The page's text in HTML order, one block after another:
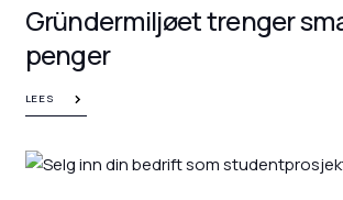
Gründermiljøet trenger
penger
LEES